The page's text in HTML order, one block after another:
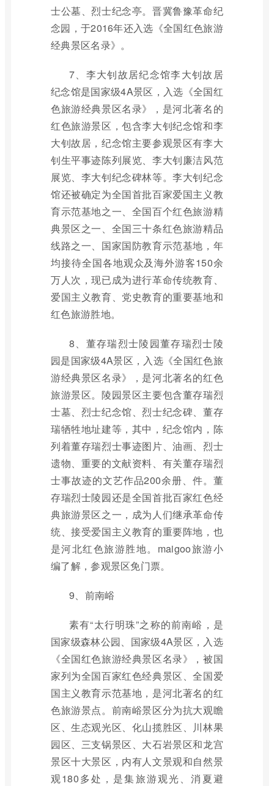
士公墓、烈士纪念亭。晋冀鲁豫革命纪
念园，于2016年还入选《全国红色旅游
经典景区名录》。
7、李大钊故居纪念馆李大钊故居
纪念馆是国家级4A景区，入选《全国红
色旅游经典景区名录》，是河北著名的
红色旅游景区，包含李大钊纪念馆和李
大钊故居，纪念馆主要参观景区有李大
钊生平事迹陈列展览、李大钊廉洁风范
展览、李大钊纪念碑林等。李大钊纪念
馆还被确定为全国首批百家爱国主义教
育示范基地之一、全国百个红色旅游精
典景区之一、全国三十条红色旅游精品
线路之一、国家国防教育示范基地，年
均接待全国各地观众及海外游客150余
万人次，现已成为进行革命传统教育、
爱国主义教育、党史教育的重要基地和
红色旅游胜地。
8、董存瑞烈士陵园董存瑞烈士陵
园是国家级4A景区，入选《全国红色旅
游经典景区名录》，是河北著名的红色
旅游景区。陵园景区主要包含董存瑞烈
士墓、烈士纪念馆、烈士纪念碑、董存
瑞牺牲地址建等，其中，纪念馆内，陈
列着董存瑞烈士事迹图片、油画、烈士
遗物、重要的文献资料、有关董存瑞烈
士事故迹的文艺作品200余册、件。董
存瑞烈士陵园还是全国首批百家红色经
典旅游景区之一，成为人们继承革命传
统、接受爱国主义教育的重要阵地，也
是河北红色旅游胜地。maigoo旅游小
编了解，参观景区免门票。
9、前南峪
素有“太行明珠”之称的前南峪，是
国家级森林公园、国家级4A景区，入选
《全国红色旅游经典景区名录》，被国
家列为全国百家红色经典景区、全国爱
国主义教育示范基地，是河北著名的红
色旅游景点。前南峪景区分为抗大观瞻
区、生态观光区、化山揽胜区、川林果
园区、三支锅景区、大石岩景区和龙宫
景区十大景区，内有人文景观和自然景
观180多处，是集旅游观光、消夏避